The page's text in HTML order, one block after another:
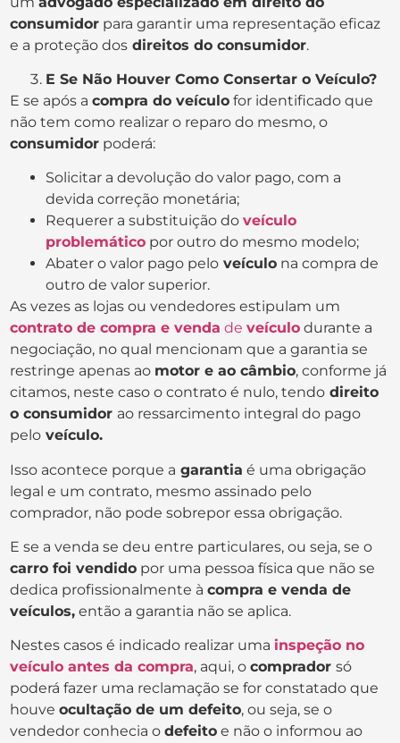
consumidor para garantir uma representação eficaz
e a proteção dos direitos do consumidor.
E Se Não Houver Como Consertar o Veículo?
E se após acompra do veículo for identificado que
não tem como realizar o reparo do mesmo, o
consumidor poderá:
Solicitar a devolução do valor pago, com a
devida correção monetária;
Requerer a substituição do veículo
problemático por outro do mesmo modelo;
Abater o valor pago pelo veículo na compra de
outro de valor superior.
As vezes as lojas ou vendedores estipulam um
contrato de compra e venda deveículo durante a
negociação, no qual mencionam que a garantia se
restringe apenas ao motor e ao câmbio, conforme já
citamos, neste caso o contrato é nulo, tendo direito
o consumidor ao ressarcimento integral do pago
pelo veículo.
Isso acontece porque a garantia é uma obrigação
legal e um contrato, mesmo assinado pelo
comprador, não pode sobrepor essa obrigação.
E se a venda se deu entre particulares, ou seja, se o
carro foi vendido por uma pessoa física que não se
dedica profissionalmente àcompra e venda de
veículos, então a garantia não se aplica.
Nestes casos é indicado realizar uma inspeção no
veículo antes da compra, aqui, ocompradorsó
poderá fazer uma reclamação se for constatado que
houveocultação de um defeito, ou seja, se o
vendedor conhecia odefeito e não o informou ao